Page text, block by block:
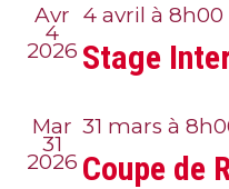
Avr
4
2026
4 avril à 8h00
Stage
Mar
31
2026
31 mars à
Coupe de